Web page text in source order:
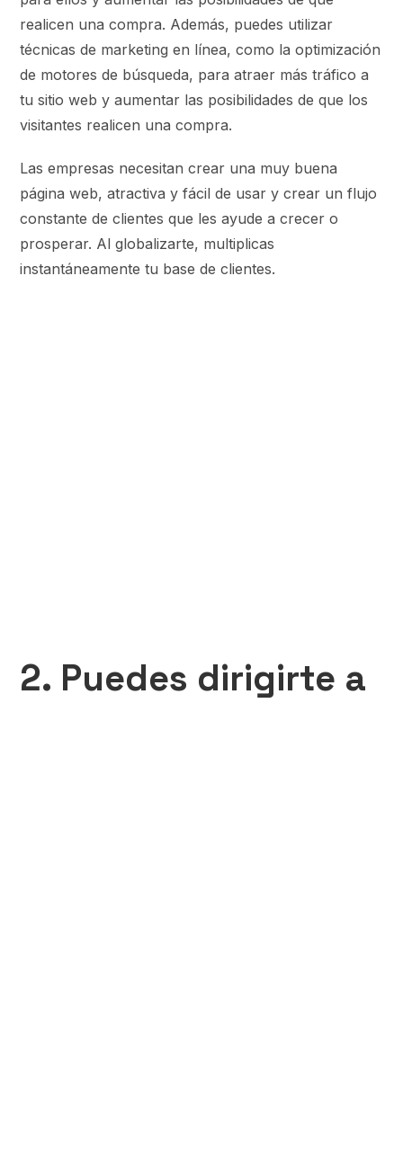
realicen una compra. Además, puedes utilizar
técnicas de marketing en línea, como la optimización
de motores de búsqueda, para atraer más tráfico a
tu sitio web y aumentar las posibilidades de que los
visitantes realicen una compra.
Las empresas necesitan crear una muy buena
página web, atractiva y fácil de usar y crear un flujo
constante de clientes que les ayude a crecer o
prosperar. Al globalizarte, multiplicas
instantáneamente tu base de clientes.
2. Puedes dirigirte a